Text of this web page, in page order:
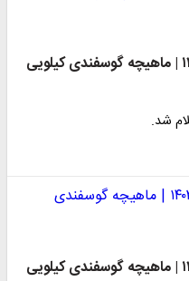
قیمت گوشت قرمز امروز ۶ بهمن۱۴۰۳ | ماهیچه گوسفندی کیلویی
قیمت گوشت قرمز امروز ۶ بهمن۱۴۰۳ | ماهیچه گوسفندی کیلویی